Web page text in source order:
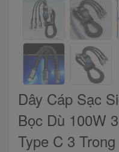
Dây Cáp Sạc
Bọc Dù 100W
Type C 3